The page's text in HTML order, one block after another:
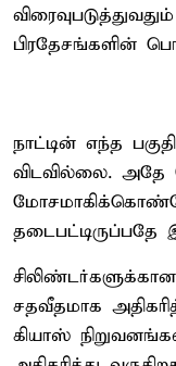
பிரதேசங்களின்
நாட்டின் எந்த
விடவில்லை. அதே
சதவீதமாக
கியாஸ்